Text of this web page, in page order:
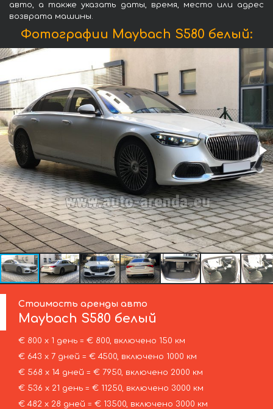
авто, а также указать даты, время, место или адрес
возврата машины.
Фотографии Maybach S580 белый:
Стоимость аренды авто
Maybach S580 белый
€ 800 х 1 день = € 800, включено 150 км
€ 643 х 7 дней = € 4500, включено 1000 км
€ 568 х 14 дней = € 7950, включено 2000 км
€ 536 х 21 день = € 11250, включено 3000 км
€ 482 х 28 дней = € 13500, включено 3000 км